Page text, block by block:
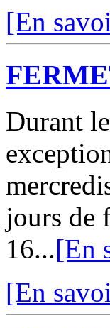
[En
Durant
jours de
16...[En
[En